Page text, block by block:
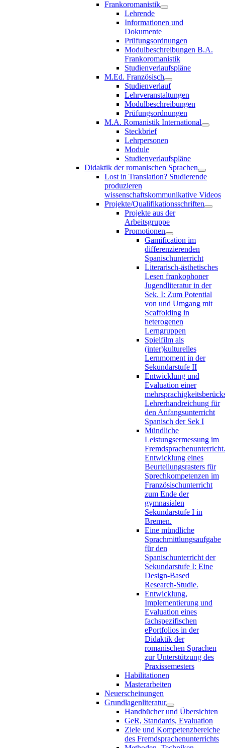
Frankoromanistik
Lehrende
Informationen und
Dokumente
Prüfungsordnungen
Modulbeschreibungen B.A.
Frankoromanistik
Studienverlaufspläne
M.Ed. Französisch
Studienverlauf
Lehrveranstaltungen
Modulbeschreibungen
Prüfungsordnungen
M.A. Romanistik International
Steckbrief
Lehrpersonen
Module
Studienverlaufspläne
Didaktik der romanischen Sprachen
Lost in Translation? Studierende
produzieren
wissenschaftskommunikative Videos
Projekte/Qualifikationsschriften
Projekte aus der
Arbeitsgruppe
Promotionen
Gamification im
differenzierenden
Spanischunterricht
Literarisch-ästhetisches
Lesen frankophoner
Jugendliteratur in der
Sek. I: Zum Potential
von und Umgang mit
Scaffolding in
heterogenen
Lerngruppen
Spielfilm als
(inter)kulturelles
Lernmoment in der
Sekundarstufe II
Entwicklung und
Evaluation einer
Lehrerhandreichung für
den Anfangsunterricht
Spanisch der Sek I
Mündliche
Leistungsermessung im
Fremdsprachenunterricht.
Entwicklung eines
Beurteilungsrasters für
Sprechkompetenzen im
Französischunterricht
zum Ende der
gymnasialen
Sekundarstufe I in
Bremen.
Eine mündliche
Sprachmittlungsaufgabe
für den
Spanischunterricht der
Sekundarstufe I: Eine
Design-Based
Research-Studie.
Entwicklung,
Implementierung und
Evaluation eines
fachspezifischen
ePortfolios in der
Didaktik der
romanischen Sprachen
zur Unterstützung des
Praxissemesters
Habilitationen
Masterarbeiten
Neuerscheinungen
Grundlagenliteratur
Handbücher und Übersichten
GeR, Standards, Evaluation
Ziele und Kompetenzbereiche
des Fremdsprachenunterrichts